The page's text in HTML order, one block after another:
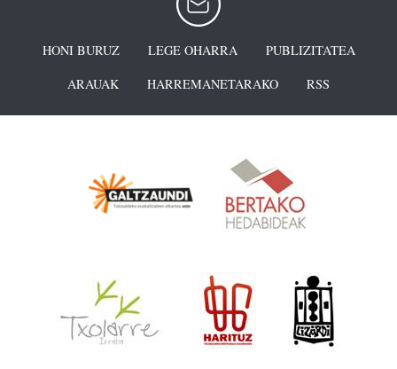
HONI BURUZ LEGE OHARRA
PUBLIZITATEA
ARAUAK
HARREMANETARAKO RSS